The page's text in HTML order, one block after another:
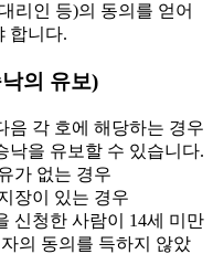
리인 등)의 동의를 얻어
합니다.
의 유보)
각 호에 해당하는 경우
낙을 유보할 수 있습니다.
가 없는 경우
장이 있는 경우
신청한 사람이 14세 미만
의 동의를 득하지 않았